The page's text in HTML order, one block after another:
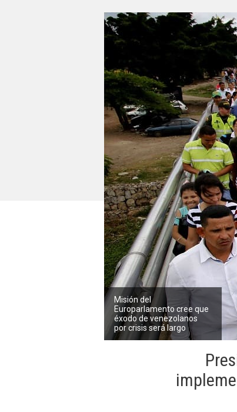
Misión del
Europarlamento cree que
éxodo de venezolanos
por crisis será largo